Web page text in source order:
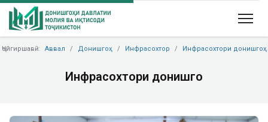
Ҷойгиршавӣ: Аввал Донишгоҳ Инфрасохтор Инфрасохтори донишгоҳ
Инфрасохтори донишгоҳ